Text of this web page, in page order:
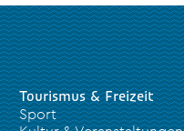
Tourismus & Freizeit
Sport